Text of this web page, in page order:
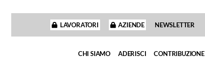
LAVORATORI AZIENDE NEWSLETTER
CHI SIAMO ADERISCI CONTRIBUZIONE